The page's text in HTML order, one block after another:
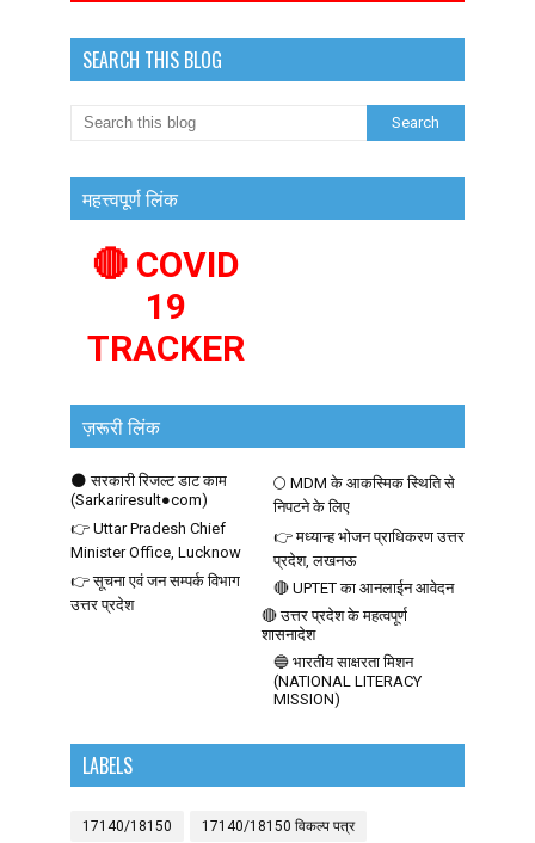
SEARCH THIS BLOG
महत्त्वपूर्ण लिंक
🔴 COVID
19
TRACKER
ज़रूरी लिंक
🌑 सरकारी रिजल्ट डाट काम
(Sarkariresult●com)
🌕 MDM के आकस्मिक स्थिति से
निपटने के लिए
👉 Uttar Pradesh Chief
Minister Office, Lucknow
👉 मध्यान्ह भोजन प्राधिकरण उत्तर
प्रदेश, लखनऊ
👉 सूचना एवं जन सम्पर्क विभाग
उत्तर प्रदेश
🔴 UPTET का आनलाईन आवेदन
🔴 उत्तर प्रदेश के महत्वपूर्ण
शासनादेश
🔵 भारतीय साक्षरता मिशन
(NATIONAL LITERACY
MISSION)
LABELS
17140/18150 17140/18150 विकल्प पत्र